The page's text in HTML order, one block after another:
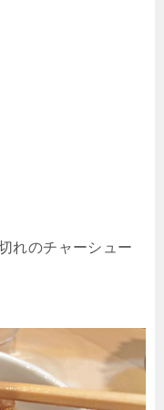
れのチャーシュー